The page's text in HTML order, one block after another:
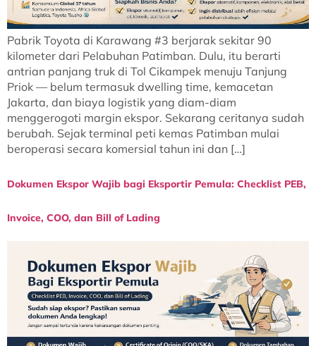
Pabrik Toyota di Karawang #3 berjarak sekitar 90
kilometer dari Pelabuhan Patimban. Dulu, itu berarti
antrian panjang truk di Tol Cikampek menuju Tanjung
Priok — belum termasuk dwelling time, kemacetan
Jakarta, dan biaya logistik yang diam-diam
menggerogoti margin ekspor. Sekarang ceritanya sudah
berubah. Sejak terminal peti kemas Patimban mulai
beroperasi secara komersial tahun ini dan […]
Dokumen Ekspor Wajib bagi Eksportir Pemula: Checklist PEB,
Invoice, COO, dan Bill of Lading